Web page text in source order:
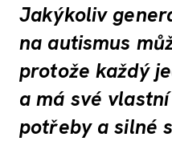
Jakýkoliv
na autismus
protože každý
a má své
potřeby a silné